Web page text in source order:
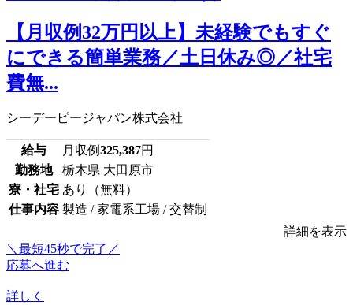
【月収例32万円以上】未経験でもすぐ
にできる簡単業務／土日休み◎／社宅
費無...
シーデーピージャパン株式会社
給与 月収例325,387円
勤務地
栃木県 大田原市
寮・社宅 あり（無料）
仕事内容 製造 / 家電系工場 / 交替制
詳細を表示
＼最短45秒で完了／
応募へ進む
詳しく